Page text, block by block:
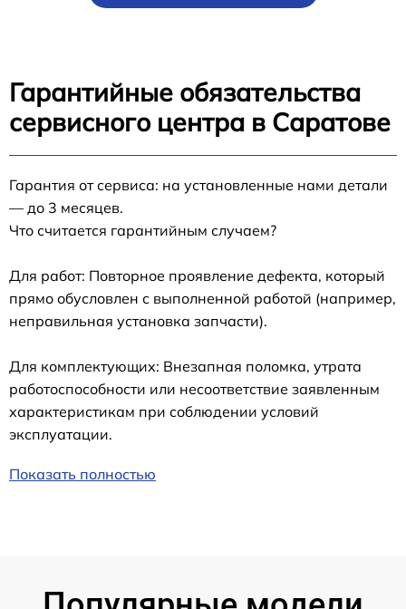
Гарантийные обязательства
сервисного центра в Саратове
Гарантия от сервиса: на установленные нами детали
— до 3 месяцев.
Что считается гарантийным случаем?
Для работ: Повторное проявление дефекта, который
прямо обусловлен с выполненной работой (например,
неправильная установка запчасти).
Для комплектующих: Внезапная поломка, утрата
работоспособности или несоответствие заявленным
характеристикам при соблюдении условий
эксплуатации.
Показать полностью